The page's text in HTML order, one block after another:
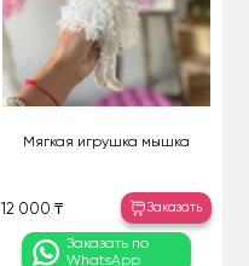
Мягкая игрушка мышка
12 000 ₸ Заказать
Заказать по
WhatsApp